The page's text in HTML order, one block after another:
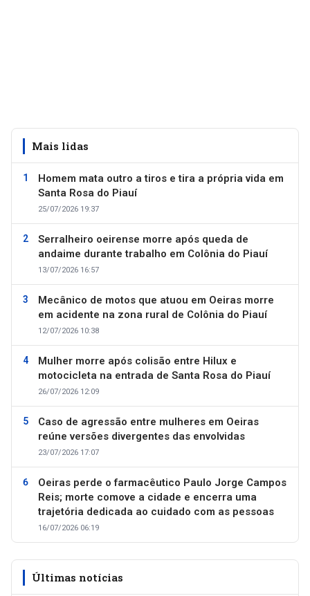
Mais lidas
Homem mata outro a tiros e tira a própria vida em
Santa Rosa do Piauí
25/07/2026 19:37
Serralheiro oeirense morre após queda de
andaime durante trabalho em Colônia do Piauí
13/07/2026 16:57
Mecânico de motos que atuou em Oeiras morre
em acidente na zona rural de Colônia do Piauí
12/07/2026 10:38
Mulher morre após colisão entre Hilux e
motocicleta na entrada de Santa Rosa do Piauí
26/07/2026 12:09
Caso de agressão entre mulheres em Oeiras
reúne versões divergentes das envolvidas
23/07/2026 17:07
Oeiras perde o farmacêutico Paulo Jorge Campos
Reis; morte comove a cidade e encerra uma
trajetória dedicada ao cuidado com as pessoas
16/07/2026 06:19
Últimas notícias